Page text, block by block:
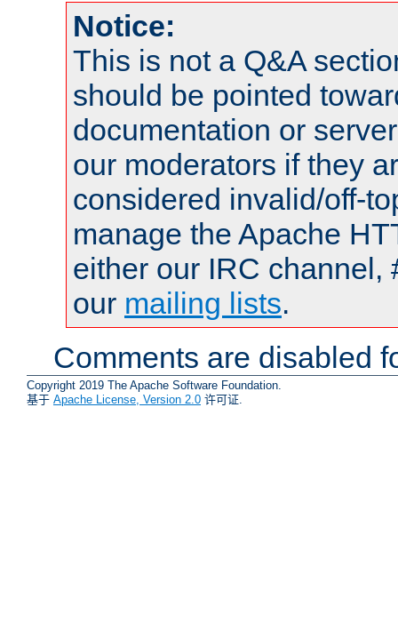
Notice:
This is not a Q&A
should be pointed
documentation or
our moderators if they
considered invalid/off-
manage the Apache
either our IRC channel,
our mailing lists.
Comments are disabled
Copyright 2019 The Apache Software Foundation.
基于 Apache License, Version 2.0 许可证.